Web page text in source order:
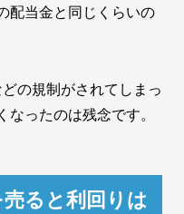
配当金と同じくらいの
の規制がされてしまっ
ったのは残念です。
ると利回りは